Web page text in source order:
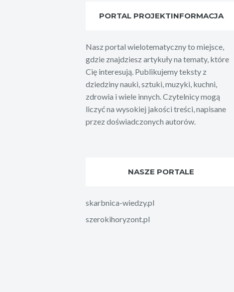
PORTAL PROJEKTINFORMACJA
Nasz portal wielotematyczny to miejsce,
gdzie znajdziesz artykuły na tematy, które
Cię interesują. Publikujemy teksty z
dziedziny nauki, sztuki, muzyki, kuchni,
zdrowia i wiele innych. Czytelnicy mogą
liczyć na wysokiej jakości treści, napisane
przez doświadczonych autorów.
NASZE PORTALE
skarbnica-wiedzy.pl
szerokihoryzont.pl